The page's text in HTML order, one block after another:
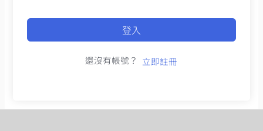
登入
還沒有帳號？ 立即註冊